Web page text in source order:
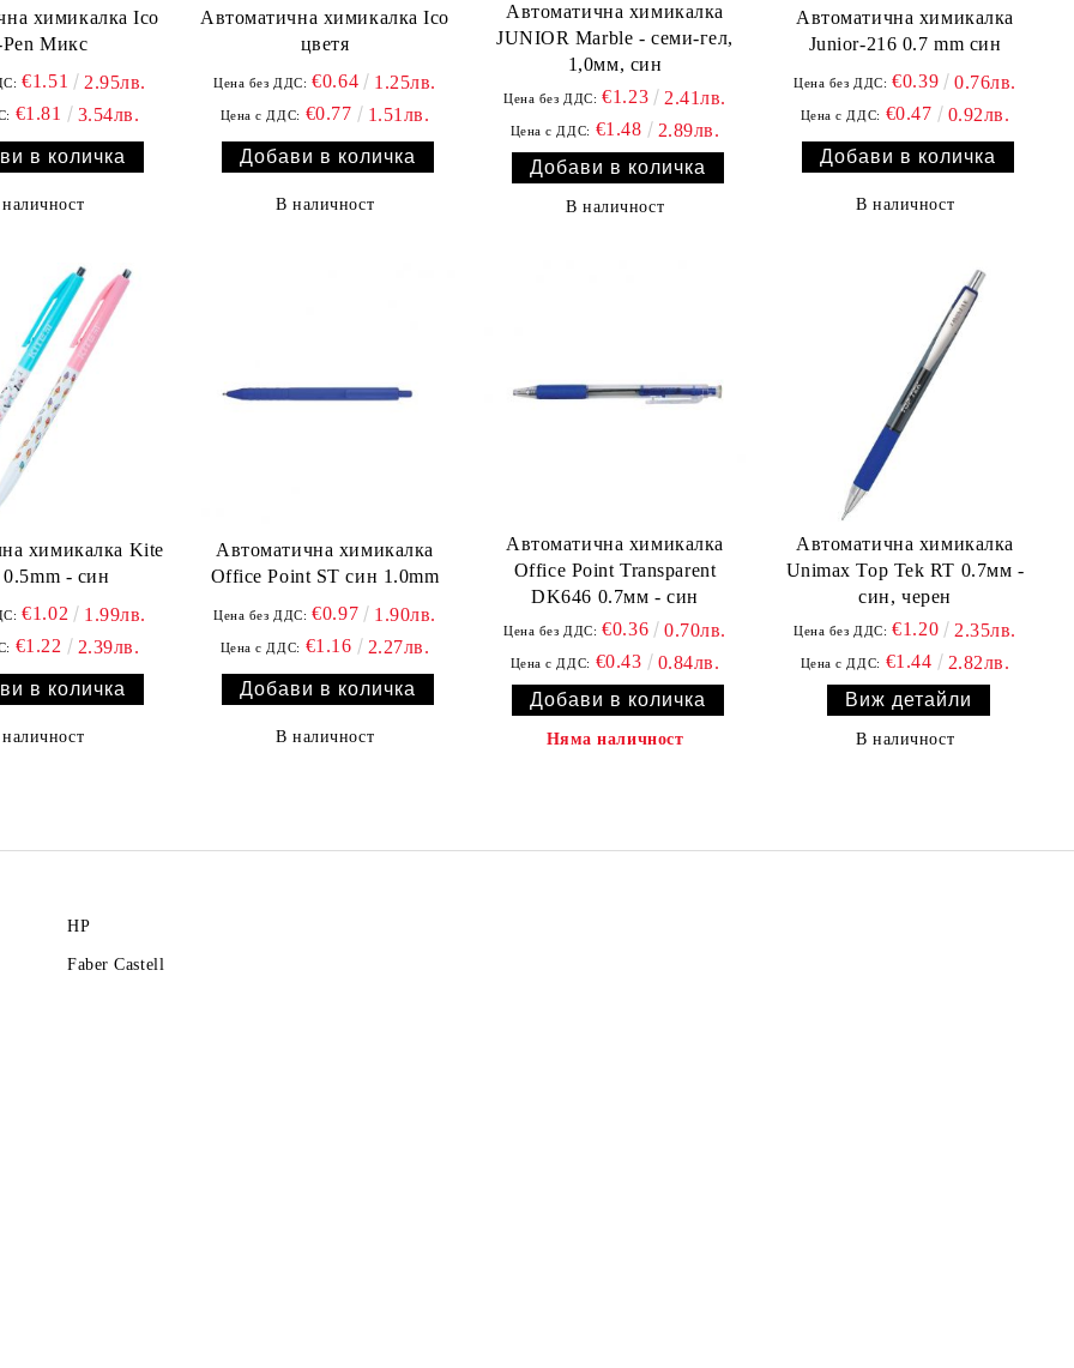
химикалка Ico
Микс
€1.51 2.95лв.
€1.81 3.54лв.
Автоматична химикалка Ico
цветя
Цена без ДДС: €0.64 1.25лв.
Цена с ДДС: €0.77 1.51лв.
В наличност
Автоматична химикалка
JUNIOR Marble - семи-гел,
1,0мм, син
Цена без ДДС: €1.23 2.41лв.
Цена с ДДС: €1.48 2.89лв.
В наличност
Автоматична химикалка
Junior-216 0.7 mm син
Цена без ДДС: €0.39 0.76лв.
Цена с ДДС: €0.47 0.92лв.
В наличност
химикалка Kite
0.5mm - син
€1.02 1.99лв.
€1.22 2.39лв.
Автоматична химикалка
Office Point ST син 1.0mm
Цена без ДДС: €0.97 1.90лв.
Цена с ДДС: €1.16 2.27лв.
В наличност
Автоматична химикалка
Office Point Transparent
DK646 0.7мм - син
Цена без ДДС: €0.36 0.70лв.
Цена с ДДС: €0.43 0.84лв.
Няма наличност
Автоматична химикалка
Unimax Top Tek RT 0.7мм -
син, черен
Цена без ДДС: €1.20 2.35лв.
Цена с ДДС: €1.44
2.82лв.
Виж детайли
В наличност
HP
Faber Castell